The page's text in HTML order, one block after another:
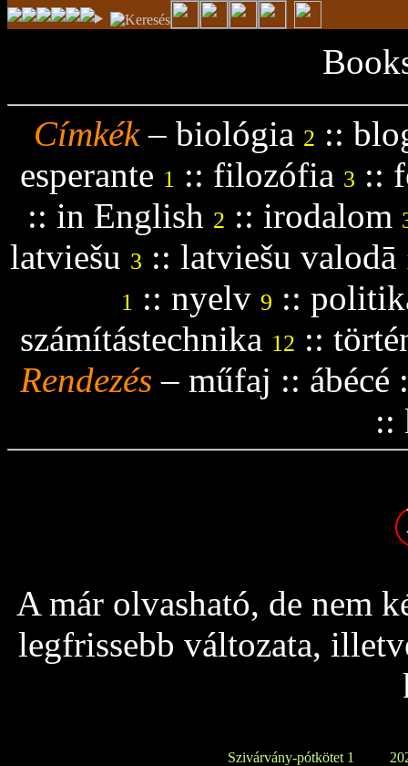
Címkék– biológia 2 ::
esperante 1 :: filozófia 3 ::
:: in English 2 :: irodalom
latviešu 3 :: latviešu valodā
1 :: nyelv 9 ::
számítástechnika 12 ::
Rendezés – műfaj :: ábécé
::
A már olvasható, de nem
legfrissebb változata,
Szivárvány-pótkötet 1